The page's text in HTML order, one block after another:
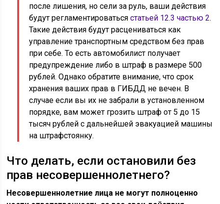
после лишения, но сели за руль, ваши действия
будут регламентироватьсястатьей 12.3 частью 2.
Такие действия будут расцениваться как
управление транспортным средством без прав
при себе. То есть автомобилист получает
предупреждение либо в штраф в размере 500
рублей. Однако обратите внимание, что срок
хранения ваших прав в ГИБДД не вечен. В
случае если вы их не забрали в установленном
порядке, вам может грозить штраф от 5 до 15
тысяч рублей с дальнейшей эвакуацией машины
на штрафстоянку.
Что делать, если остановили без
прав несовершеннолетнего?
Несовершеннолетние лица не могут полноценно